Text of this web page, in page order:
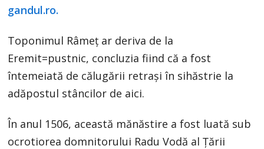
gandul.ro.
Toponimul Râmeţ ar deriva de la
Eremit=pustnic, concluzia fiind că a fost
întemeiată de călugării retraşi în sihăstrie la
adăpostul stâncilor de aici.
În anul 1506, această mănăstire a fost luată sub
ocrotiorea domnitorului Radu Vodă al Ţării